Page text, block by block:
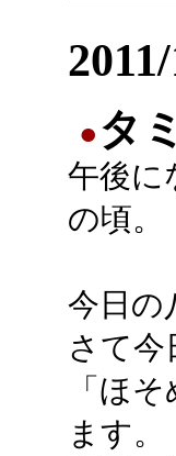
●タ
午後に
の頃。
今日の
さて今
「ほ
ます